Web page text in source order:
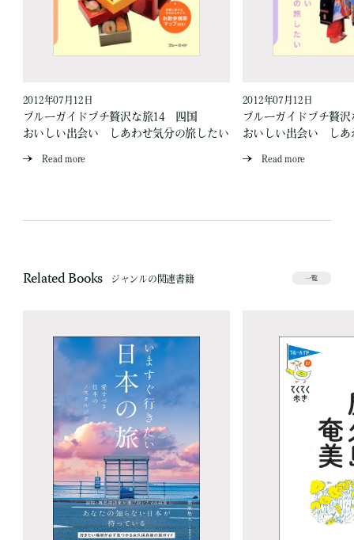
2012年07月12日
ブルーガイドプチ贅沢な旅14 四国
おいしい出会い しあわせ気分の旅したい
Read more
2012年07月12日
ブルーガイドプチ贅
おいしい出会い しあ
Read more
Related Books ジャンルの関連書籍 一覧